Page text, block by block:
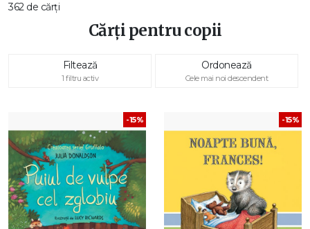
362 de cărți
Cărți pentru copii
Filtează
1 filtru activ
Ordonează
Cele mai noi descendent
-15% -15%